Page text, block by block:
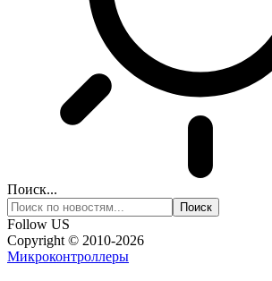
Поиск...
Follow US
Copyright © 2010-2026
Микроконтроллеры